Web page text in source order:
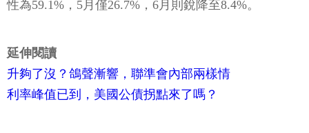
性為59.1%，5月僅26.7%，6月則銳降至8.4%。
延伸閱讀
升夠了沒？鴿聲漸響，聯準會內部兩樣情
利率峰值已到，美國公債拐點來了嗎？